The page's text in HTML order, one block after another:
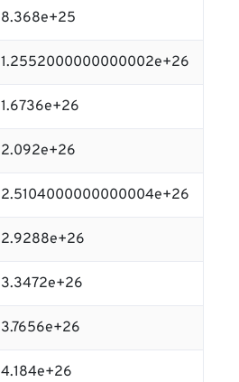
8.368e+25
1.2552000000000002e+26
1.6736e+26
2.092e+26
2.5104000000000004e+26
2.9288e+26
3.3472e+26
3.7656e+26
4.184e+26